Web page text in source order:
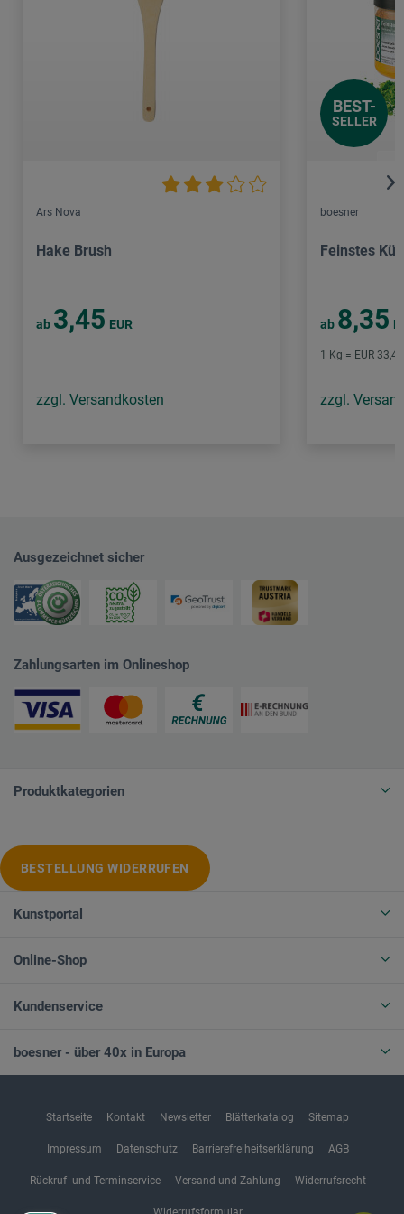
Ars Nova
Hake Brush
ab 3,45 EUR
zzgl. Versandkosten
BEST-
SELLER
boesner
Feinstes
ab 8,35
1 Kg = EUR
zzgl.
Ausgezeichnet sicher
Zahlungsarten im Onlineshop
Produktkategorien
BESTELLUNG WIDERRUFEN
Kunstportal
Online-Shop
Kundenservice
boesner - über 40x in Europa
Startseite Kontakt Newsletter Blätterkatalog Sitemap
Impressum Datenschutz Barrierefreiheitserklärung AGB
Rückruf- und Terminservice Versand und Zahlung Widerrufsrecht